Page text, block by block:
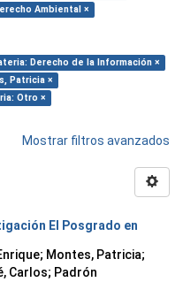
Ambiental ×
Derecho de la Información ×
Patricia ×
Otro ×
Mostrar filtros avanzados
El Posgrado en
; Montes, Patricia;
Carlos; Padrón